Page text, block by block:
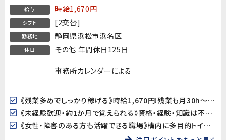
給与 時給1,670円
シフト [2交替]
勤務地 静岡県浜松市浜名区
休日 その他 年間休日125日
事務所カレンダーによる
《残業多めでしっかり稼げる》時給1,670円!残業も月30h～70h程度（生産量により変動）と多めで、しっかり稼げます!
《未経験歓迎・約1か月で覚えられる》資格・経験・知識は不要。製品の外観を確認するシンプルな検査業務なので、未経験からでも約1か月でしっかり習得できます。
《女性・障害のある方も活躍できる職場》構内に多目的トイレも完備されており、どなたでも働きやすい環境が整っています。